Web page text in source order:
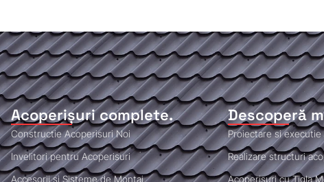
Acoperișuri complete.
Constructie Acoperisuri Noi
Invelitori pentru Acoperisuri
Accesorii si Sisteme de Montaj
Descoperă
Proiectare si
Realizare structuri
Acoperisuri cu Tigla